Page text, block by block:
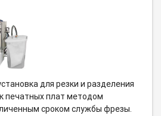
для резки и разделения
печатных плат методом
сроком службы фрезы.